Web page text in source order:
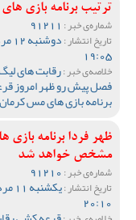
ترتیب برنامه بازی
شماره‌ی خبر :
تاریخ انتشار :
19:05
خلاصه‌ی خبر :رقابت های
فصل پیش رو ظهر امروز
برنامه بازی های مس
ظهر فردا برنامه
مشخص خواهد شد
شماره‌ی خبر :
تاریخ انتشار :
20:10